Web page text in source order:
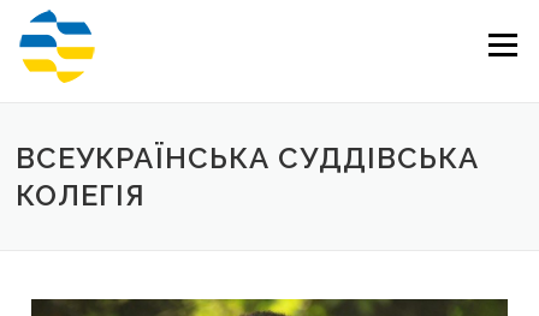
Перейти
вмісту
Меню
ВСЕУКРАЇНСЬКА СУДДІВСЬКА
КОЛЕГІЯ